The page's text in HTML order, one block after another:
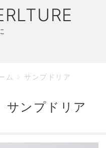
ム サンプドリア
サンプドリア